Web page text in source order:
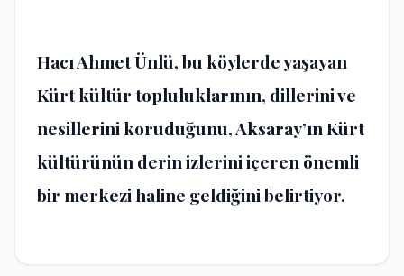
Hacı Ahmet Ünlü, bu köylerde yaşayan
Kürt kültür topluluklarının, dillerini ve
nesillerini koruduğunu, Aksaray’ın Kürt
kültürünün derin izlerini içeren önemli
bir merkezi haline geldiğini belirtiyor.